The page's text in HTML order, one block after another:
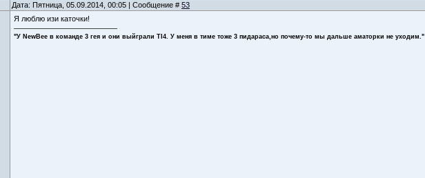
Дата: Пятница, 05.09.2014, 00:05 | Сообщение # 53
Я люблю изи каточки!
"У NewBee в команде 3 гея и они выйграли TI4. У меня в тиме тоже 3 пидараса,но почему-то мы дальше аматорки не уходим."